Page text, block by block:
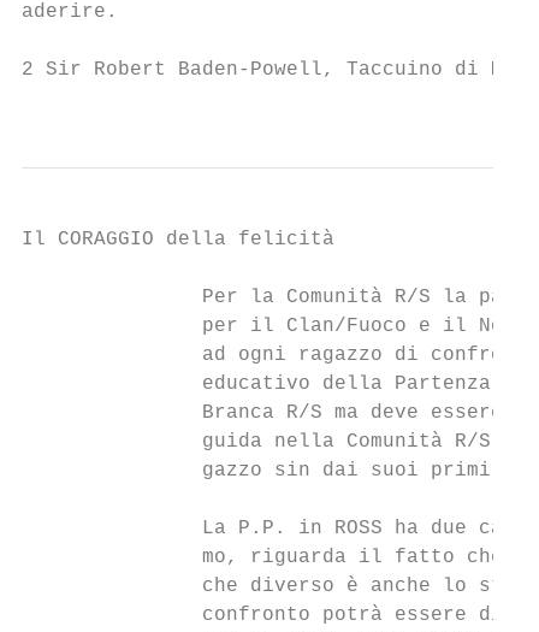
aderire.
2 Sir Robert Baden-Powell, Taccuino di
Il CORAGGIO della felicità
Per la Comunità R/S la
per il Clan/Fuoco e il
ad ogni ragazzo di
educativo della Partenza
Branca R/S ma deve essere
guida nella Comunità R/S,
gazzo sin dai suoi primi
La P.P. in ROSS ha due
mo, riguarda il fatto che
che diverso è anche lo
confronto potrà essere